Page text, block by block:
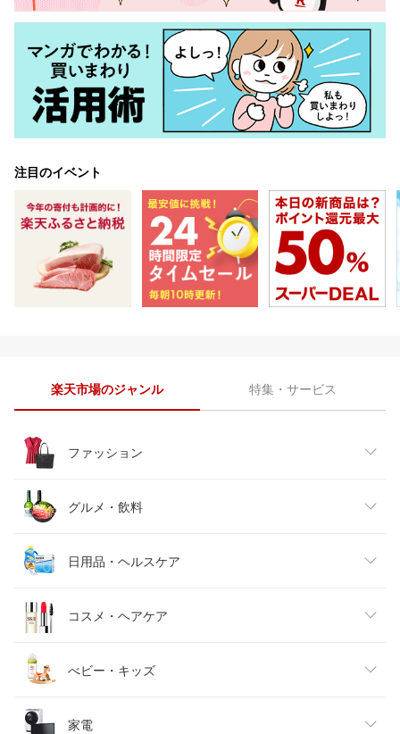
注目のイベント
楽天市場のジャンル 特集・サービス
ファッション
レディースファッション
メンズファッション
キッズファッション
ベビーファッション
インナー・下着・ナイトウェア
グルメ・飲料
食品
スイーツ・お菓子
水・ソフトドリンク
ビール・洋酒
日用品・ヘルスケア
日用品雑貨・文房具・手芸
ダイエット・健康
医薬品・コンタクト・介護
コスメ・ヘアケア
美容・コスメ・香水
べビー・キッズ
キッズ・ベビー・マタニティ
家電